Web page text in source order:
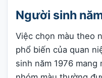
Người sinh
Việc chọn màu theo
phổ biến của quan
sinh năm 1976 mang